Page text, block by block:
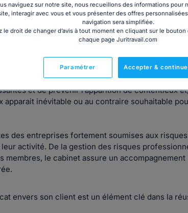
Avocats Guynemer traite de dossiers transversaux
spécifiques de droit environnemental, droit
d’une part, une mission de conseil afin
et de prévenir l’apparition de contentieux
inévitable ou au contraire souhaitable
des entreprises fortement soumises aux risques
activité. De la gestion des risques
membres, le cabinet assure un accompagnement
envers son client est un élément clé dans la
naviguez sur notre site, nous recueillons des informations pour
interagir avec vous et vous présenter des offres
navigation sera simplifiée.
le droit de changer d’avis à tout moment en cliquant sur le
chaque page Juritravail.com
Accepter &
Paramétrer